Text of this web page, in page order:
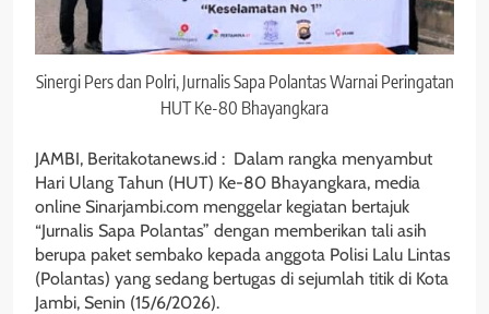
Sinergi Pers dan Polri, Jurnalis Sapa Polantas Warnai Peringatan
HUT Ke-80 Bhayangkara
JAMBI, Beritakotanews.id : Dalam rangka menyambut
Hari Ulang Tahun (HUT) Ke-80 Bhayangkara, media
online Sinarjambi.com menggelar kegiatan bertajuk
“Jurnalis Sapa Polantas” dengan memberikan tali asih
berupa paket sembako kepada anggota Polisi Lalu Lintas
(Polantas) yang sedang bertugas di sejumlah titik di Kota
Jambi, Senin (15/6/2026).